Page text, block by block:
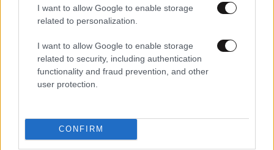
I want to allow Google to enable storage
related to personalization.
I want to allow Google to enable storage
related to security, including authentication
functionality and fraud prevention, and other
user protection.
CONFIRM
Ακολουθήστε τοNEWSBEAST
και μάθετε πρώτοι όλες τις ειδήσεις